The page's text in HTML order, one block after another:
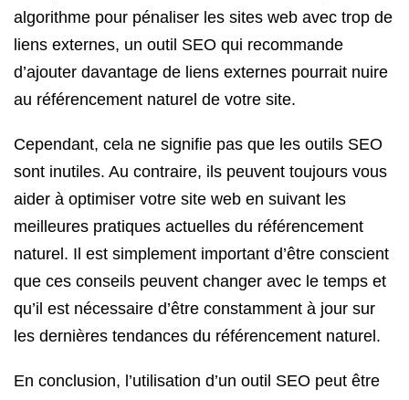
algorithme pour pénaliser les sites web avec trop de
liens externes, un outil SEO qui recommande
d’ajouter davantage de liens externes pourrait nuire
au référencement naturel de votre site.
Cependant, cela ne signifie pas que les outils SEO
sont inutiles. Au contraire, ils peuvent toujours vous
aider à optimiser votre site web en suivant les
meilleures pratiques actuelles du référencement
naturel. Il est simplement important d’être conscient
que ces conseils peuvent changer avec le temps et
qu’il est nécessaire d’être constamment à jour sur
les dernières tendances du référencement naturel.
En conclusion, l’utilisation d’un outil SEO peut être